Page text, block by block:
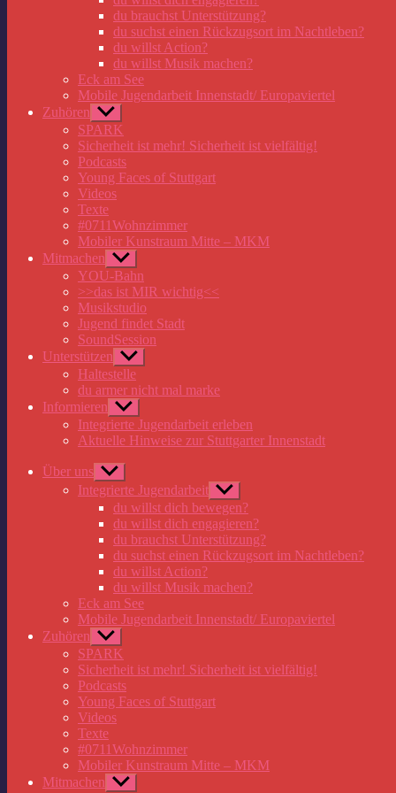
du brauchst Unterstützung?
du suchst einen Rückzugsort im Nachtleben?
du willst Action?
du willst Musik machen?
Eck am See
Mobile Jugendarbeit Innenstadt/ Europaviertel
Zuhören Untermenü
anzeigen
SPARK
Sicherheit ist mehr! Sicherheit ist vielfältig!
Podcasts
Young Faces of Stuttgart
Videos
Texte
#0711Wohnzimmer
Mobiler Kunstraum Mitte – MKM
Mitmachen Untermenü
anzeigen
YOU-Bahn
>>das ist MIR wichtig<<
Musikstudio
Jugend findet Stadt
SoundSession
Unterstützen Untermenü
anzeigen
Haltestelle
du armer nicht mal marke
Informieren Untermenü
anzeigen
Integrierte Jugendarbeit erleben
Aktuelle Hinweise zur Stuttgarter Innenstadt
Über uns Untermenü
anzeigen
Integrierte Jugendarbeit Untermenü
anzeigen
du willst dich bewegen?
du willst dich engagieren?
du brauchst Unterstützung?
du suchst einen Rückzugsort im Nachtleben?
du willst Action?
du willst Musik machen?
Eck am See
Mobile Jugendarbeit Innenstadt/ Europaviertel
Zuhören Untermenü
anzeigen
SPARK
Sicherheit ist mehr! Sicherheit ist vielfältig!
Podcasts
Young Faces of Stuttgart
Videos
Texte
#0711Wohnzimmer
Mobiler Kunstraum Mitte – MKM
Mitmachen Untermenü